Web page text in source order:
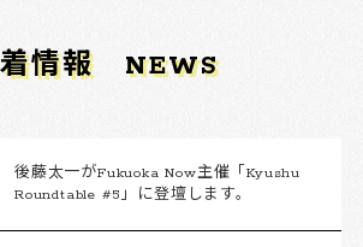
情報 NEWS
後藤太一がFukuoka Now主催「Kyushu
Roundtable #5」に登壇します。